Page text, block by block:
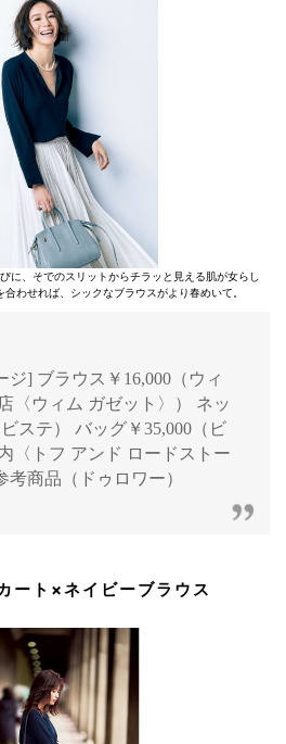
に、そでのスリットからチラッと見える肌が女らし
わせれば、シックなブラウスがより春めいて。
ジ] ブラウス￥16,000（ウィ
〈ウィム ガゼット〉） ネッ
ステ） バッグ￥35,000（ビ
〈トフ アンド ロードストー
考商品（ドゥロワー）
ート×ネイビーブラウス